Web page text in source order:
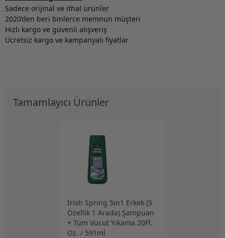
Sadece orijinal ve ithal ürünler
2020’den beri binlerce memnun müşteri
Hızlı kargo ve güvenli alışveriş
Ücretsiz kargo ve kampanyalı fiyatlar
Tamamlayıcı Ürünler
Irish Spring 5in1 Erkek (5
Özellik 1 Arada) Şampuan
+ Tüm Vücut Yıkama 20Fl.
Oz. / 591ml